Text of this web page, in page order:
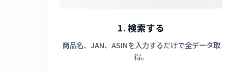
1. 検索する
商品名、JAN、ASINを入力するだけで全データ取
得。